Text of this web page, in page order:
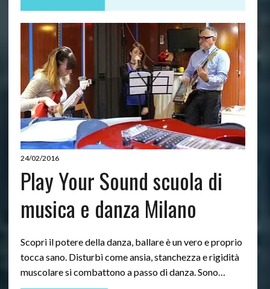
24/02/2016
Play Your Sound scuola di
musica e danza Milano
Scopri il potere della danza, ballare è un vero e proprio
tocca sano. Disturbi come ansia, stanchezza e rigidità
muscolare si combattono a passo di danza. Sono…